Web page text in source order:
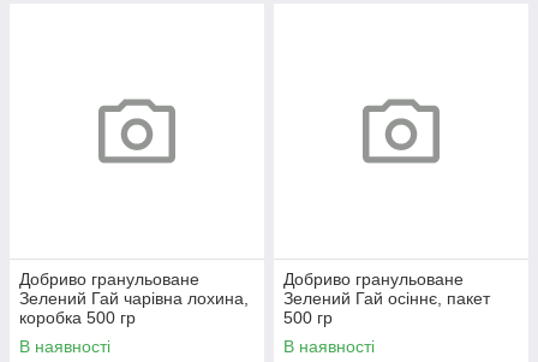
Добриво гранульоване
Зелений Гай чарівна лохина,
коробка 500 гр
В наявності
Добриво гранульоване
Зелений Гай осіннє, пакет
500 гр
В наявності